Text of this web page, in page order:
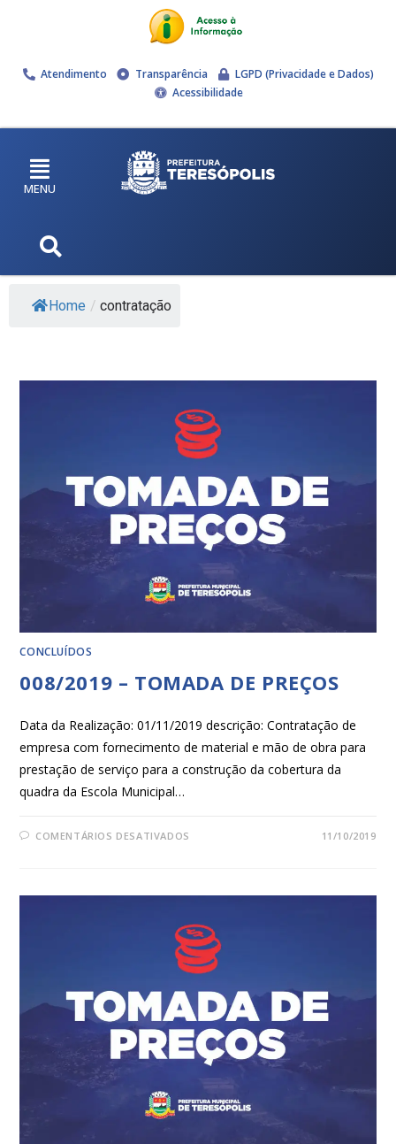
Atendimento Transparência
LGPD (Privacidade e Dados)
Acessibilidade
MENU
Home / contratação
CONCLUÍDOS
008/2019 – TOMADA DE PREÇOS
Data da Realização: 01/11/2019 descrição: Contratação de
empresa com fornecimento de material e mão de obra para
prestação de serviço para a construção da cobertura da
quadra da Escola Municipal…
COMENTÁRIOS DESATIVADOS 11/10/2019